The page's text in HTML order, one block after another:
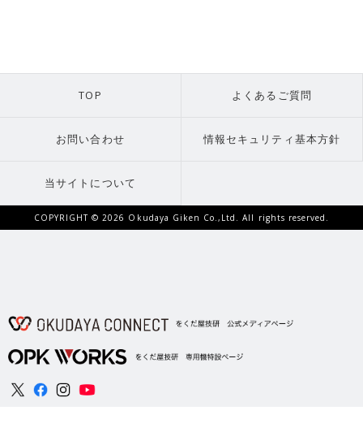
TOP よくあるご質問
お問い合わせ 情報セキュリティ基本方針
当サイトについて
COPYRIGHT ©2026 Okudaya Giken Co.,Ltd. All rights reserved.